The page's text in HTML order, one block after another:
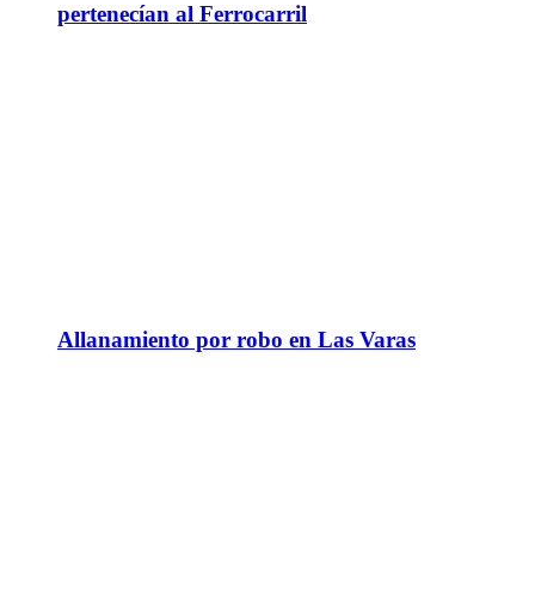
pertenecían al Ferrocarril
Allanamiento por robo en Las Varas